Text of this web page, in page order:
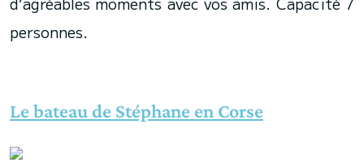
personnes.
Le bateau de Stéphane en Corse